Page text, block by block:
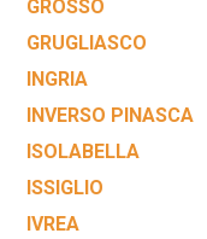
GROSSO
GRUGLIASCO
INGRIA
INVERSO PINASCA
ISOLABELLA
ISSIGLIO
IVREA